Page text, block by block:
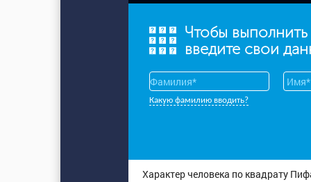
Чтобы
введите свои
Какую фамилию вводить?
Характер человека по квадрату